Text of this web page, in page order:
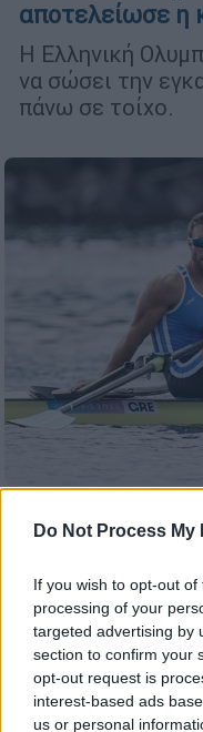
Do Not Process
If you wish to opt-out
processing of your
targeted advertising by
section to confirm your
opt-out request is
interest-based ads
us or personal
αποτελείωσε η
H Eλληνική
να σώσει την
πάνω σε τοίχο.
Ξανά στο
Παγκόσμιο
μετάλλιο στο
Τρομερή
μετάλλιο της